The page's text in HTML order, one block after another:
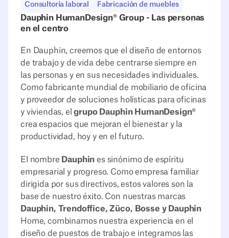
Consultoría laboral Fabricación de muebles
Dauphin HumanDesign® Group - Las personas
en el centro
En Dauphin, creemos que el diseño de entornos
de trabajo y de vida debe centrarse siempre en
las personas y en sus necesidades individuales.
Como fabricante mundial de mobiliario de oficina
y proveedor de soluciones holísticas para oficinas
y viviendas, elgrupo Dauphin HumanDesign®
crea espacios que mejoran el bienestar y la
productividad, hoy y en el futuro.
El nombre Dauphin es sinónimo de espíritu
empresarial y progreso. Como empresa familiar
dirigida por sus directivos, estos valores son la
base de nuestro éxito. Con nuestras marcas
Dauphin, Trendoffice, Züco, Bosse y Dauphin
Home, combinamos nuestra experiencia en el
diseño de puestos de trabajo e integramos las